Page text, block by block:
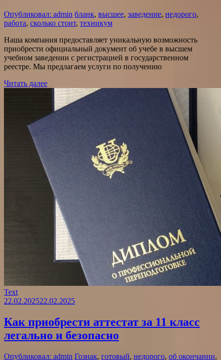
Опубликовал: admin бланк, высшее, заведение, недорого,
работа, сколько стоит, техникум
Наша компания предоставляет уникальную возможность
приобрести официальный документ об учебе в высшем
учебном заведении с регистрацией в государственном
реестре. Мы предлагаем услуги по получению
Читать далее
Text
22.02.202522.02.2025
Как приобрести аттестат за 11 класс
легально и безопасно
Опубликовал: admin Гознак, готовый, недорого, об окончании,